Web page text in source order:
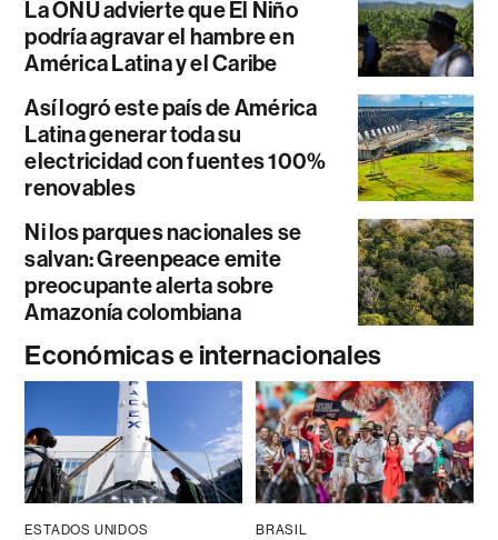
La ONU advierte que El Niño
podría agravar el hambre en
América Latina y el Caribe
Así logró este país de América
Latina generar toda su
electricidad con fuentes 100%
renovables
Ni los parques nacionales se
salvan: Greenpeace emite
preocupante alerta sobre
Amazonía colombiana
Económicas e internacionales
ESTADOS UNIDOS BRASIL